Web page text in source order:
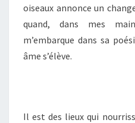
oiseaux annonce un
quand, dans mes
m’embarque dans sa
âme s’élève.
Il est des lieux qui